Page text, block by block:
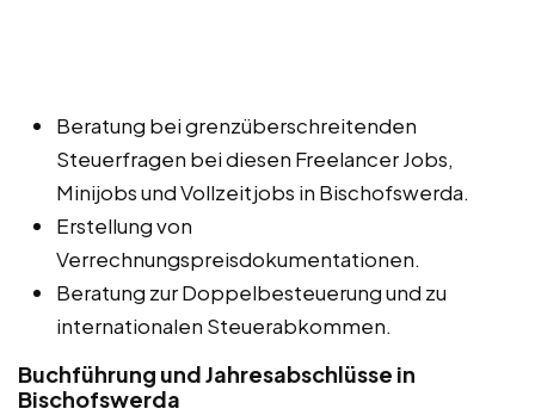
Beratung bei grenzüberschreitenden
Steuerfragen bei diesen Freelancer Jobs,
Minijobs und Vollzeitjobs in Bischofswerda.
Erstellung von
Verrechnungspreisdokumentationen.
Beratung zur Doppelbesteuerung und zu
internationalen Steuerabkommen.
Buchführung und Jahresabschlüsse in
Bischofswerda